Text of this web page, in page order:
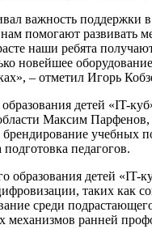
важность поддержки
помогают развивать
наши ребята
новейшее
– отметил Игорь
детей «IT-
Максим
брендирование
педагогов.
образования детей «IT-
таких как
среди
механизмов ранней